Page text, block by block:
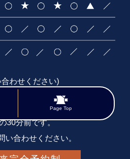
わせください)
30分前です。
合わせください。
Page Top